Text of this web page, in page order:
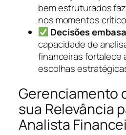
bem estruturados
nos momentos
Decisões
capacidade de
financeiras fortalece
escolhas
Gerenciamento
sua Relevância
Analista